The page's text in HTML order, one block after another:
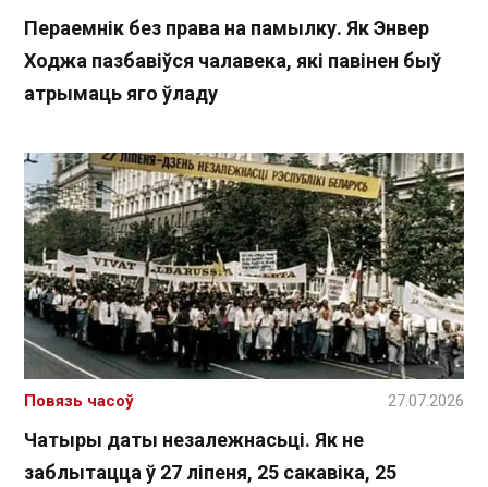
Пераемнік без права на памылку. Як Энвер
Ходжа пазбавіўся чалавека, які павінен быў
атрымаць яго ўладу
Чатыры даты незалежнасьці. Як не
заблытацца ў 27 ліпеня, 25 сакавіка, 25
Повязь часоў 27.07.2026